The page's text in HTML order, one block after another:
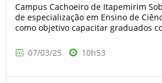
Campus Cachoeiro de Itapemirim
de especialização em Ensino de
como objetivo capacitar graduados
07/03/25 10h53